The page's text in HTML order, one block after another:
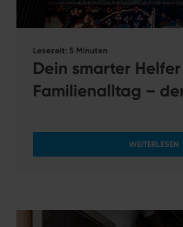
Lesezeit: 5 Minuten
Dein smarter
Familienalltag –
WEITERLESEN